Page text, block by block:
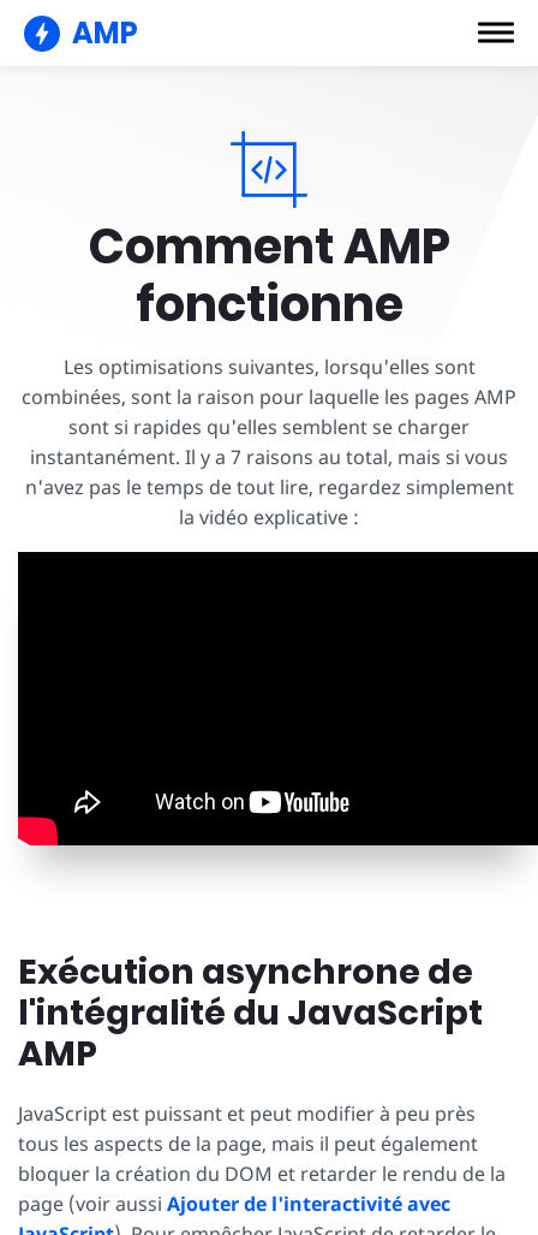
AMP
Comment AMP
fonctionne
Les optimisations suivantes, lorsqu'elles sont
combinées, sont la raison pour laquelle les pages AMP
sont si rapides qu'elles semblent se charger
instantanément. Il y a 7 raisons au total, mais si vous
n'avez pas le temps de tout lire, regardez simplement
la vidéo explicative :
Exécution asynchrone de
l'intégralité du JavaScript
AMP
JavaScript est puissant et peut modifier à peu près
tous les aspects de la page, mais il peut également
bloquer la création du DOM et retarder le rendu de la
page (voir aussi Ajouter de l'interactivité avec